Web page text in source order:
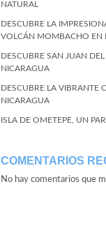
NATURAL
DESCUBRE LA
VOLCÁN MOMBACHO EN
DESCUBRE SAN JUAN
NICARAGUA
DESCUBRE LA VIBRANTE
NICARAGUA
ISLA DE OMETEPE, UN
COMENTARIOS
No hay comentarios que